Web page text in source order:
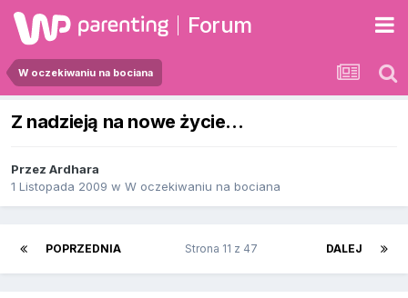
Forum
W oczekiwaniu na bociana
Z nadzieją na nowe życie...
Przez Ardhara
1 Listopada 2009 w W oczekiwaniu na bociana
POPRZEDNIA DALEJ
Strona 11 z 47